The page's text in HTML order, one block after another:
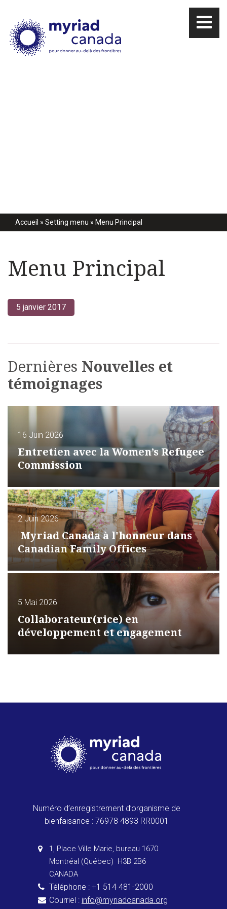
Accueil » Setting menu » Menu Principal
Menu Principal
5 janvier 2017
Dernières Nouvelles et
témoignages
16 Juin 2026
Entretien avec la Women’s Refugee
Commission
2 Juin 2026
Myriad Canada à l'honneur dans
Canadian Family Offices
5 Mai 2026
Collaborateur(rice) en
développement et engagement
Numéro d’enregistrement d’organisme de
bienfaisance : 76978 4893 RR0001
1, Place Ville Marie, bureau 1670
Montréal (Québec) H3B 2B6
CANADA
Téléphone : +1 514 481-2000
Courriel : info@myriadcanada.org